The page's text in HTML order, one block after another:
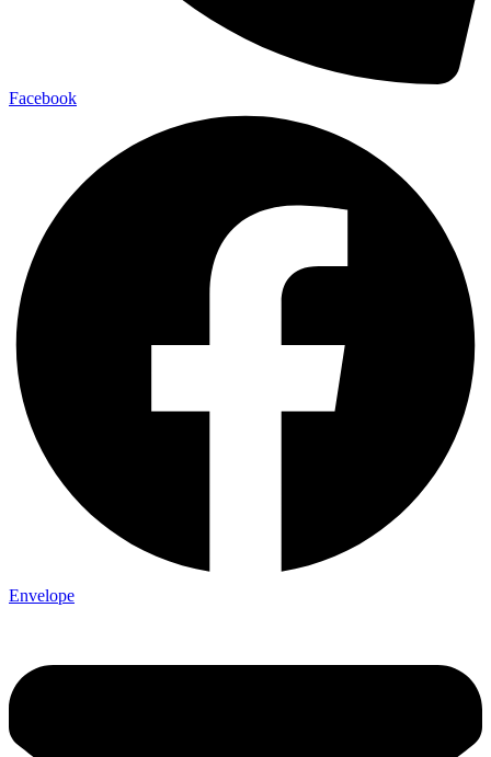
Facebook
Envelope